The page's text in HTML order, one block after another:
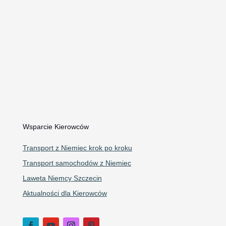
Wsparcie Kierowców
Transport z Niemiec krok po kroku
Transport samochodów z Niemiec
Laweta Niemcy Szczecin
Aktualności dla Kierowców